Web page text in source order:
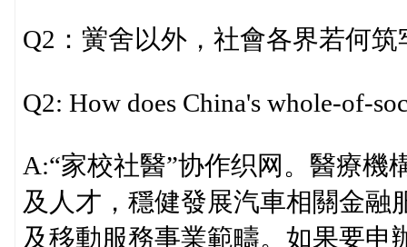
Q2：黉舍以外，社會各界若何
Q2: How does China's whole-of-
A:“家校社醫”协作织网。醫療機
及人才，穩健發展汽車相關金融
及移動服務事業範疇。如果要申